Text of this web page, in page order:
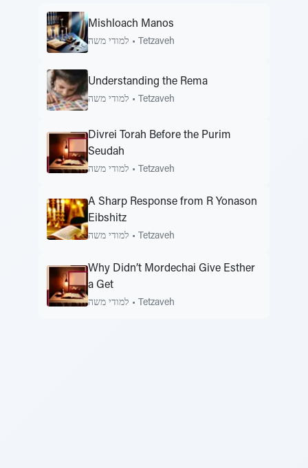
Mishloach Manos
למודי משה • Tetzaveh
Understanding the Rema
למודי משה • Tetzaveh
Divrei Torah Before the Purim
Seudah
למודי משה • Tetzaveh
A Sharp Response from R Yonason
Eibshitz
למודי משה • Tetzaveh
Why Didn’t Mordechai Give Esther
a Get
למודי משה • Tetzaveh